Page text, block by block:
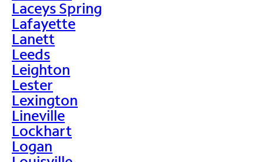
Laceys Spring
Lafayette
Lanett
Leeds
Leighton
Lester
Lexington
Lineville
Lockhart
Logan